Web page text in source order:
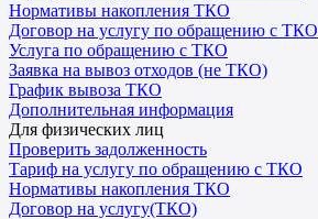
Нормативы накопления ТКО
Договор на услугу по обращению с ТКО
Услуга по обращению с ТКО
Заявка на вывоз отходов (не ТКО)
График вывоза ТКО
Дополнительная информация
Для физических лиц
Проверить задолженность
Тариф на услугу по обращению с ТКО
Нормативы накопления ТКО
Договор на услугу(ТКО)